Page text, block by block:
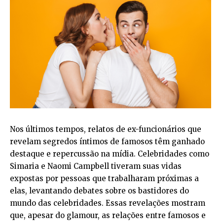
Nos últimos tempos, relatos de ex-funcionários que
revelam segredos íntimos de famosos têm ganhado
destaque e repercussão na mídia. Celebridades como
Simaria e Naomi Campbell tiveram suas vidas
expostas por pessoas que trabalharam próximas a
elas, levantando debates sobre os bastidores do
mundo das celebridades. Essas revelações mostram
que, apesar do glamour, as relações entre famosos e